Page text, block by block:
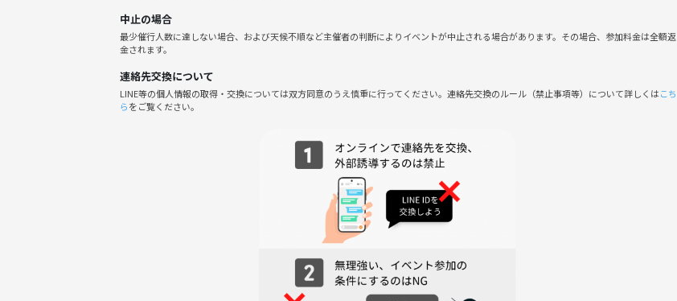
③性別中止の場合
最少催行人数に達しない場合、および天候不順など主催者の判断によりイベントが中止される場合があります。その場合、参加料金は全額返
金されます。
連絡先交換について
LINE等の個人情報の取得・交換については双方同意のうえ慎重に行ってください。連絡先交換のルール（禁止事項等）について詳しくはこち
らをご覧ください。